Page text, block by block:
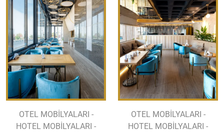
OTEL MOBİLYALARI -
HOTEL MOBİLYALARI -
OTEL MOBİLYALARI -
HOTEL MOBİLYALARI -